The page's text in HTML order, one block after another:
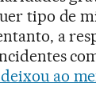
tipo de
a
ao